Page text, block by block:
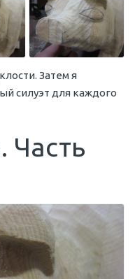
Затем я
силуэт для каждого
Часть